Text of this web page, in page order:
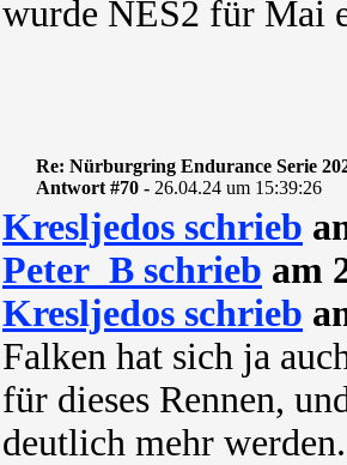
wurde NES2 für Mai
Re: Nürburgring Endurance Serie
Antwort #70 - 26.04.24 um 15:39:26
Kresljedos schrieb
Peter_B schrieb am
Kresljedos schrieb
Falken hat sich ja
für dieses Rennen,
deutlich mehr werden.